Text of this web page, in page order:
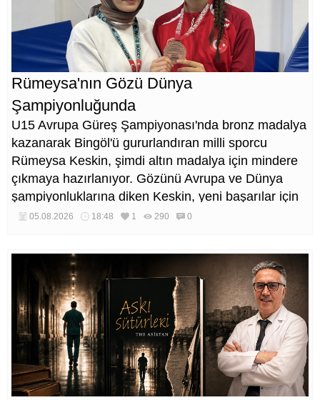
Rümeysa'nın Gözü Dünya
Şampiyonluğunda
U15 Avrupa Güreş Şampiyonası'nda bronz madalya
kazanarak Bingöl'ü gururlandıran milli sporcu
Rümeysa Keskin, şimdi altın madalya için mindere
çıkmaya hazırlanıyor. Gözünü Avrupa ve Dünya
şampiyonluklarına diken Keskin, yeni başarılar için
çalışmalarını sürdürüyor.
05.08.2026 18:48 1 290 0